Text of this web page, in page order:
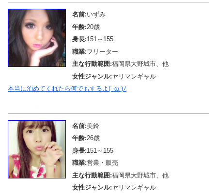
名前:いずみ
年齢:20歳
身長:151～155
職業:フリーター
主な行動範囲:福岡県大野城市、他
女性ジャンル:ヤリマンギャル
本当に泊めてくれたら何でもするよ( -ω-)ﾉ
名前:美鈴
年齢:26歳
身長:151～155
職業:営業・販売
主な行動範囲:福岡県大野城市、他
女性ジャンル:ヤリマンギャル